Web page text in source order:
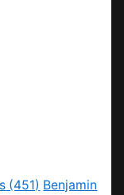
(451) Benjamin